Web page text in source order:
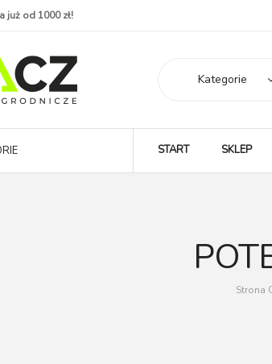
już od 1000 zł!
Kategorie
START SKLEP
Strona